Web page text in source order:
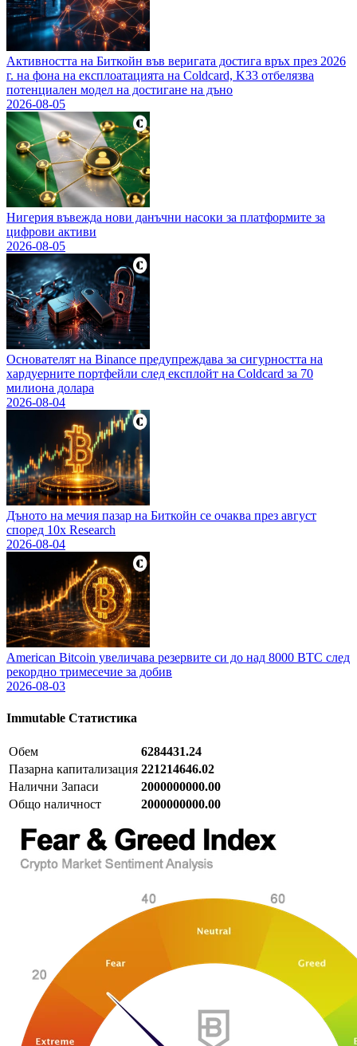
Активността на Биткойн във веригата достига връх през 2026
г. на фона на експлоатацията на Coldcard, K33 отбелязва
потенциален модел на достигане на дъно
2026-08-05
Нигерия въвежда нови данъчни насоки за платформите за
цифрови активи
2026-08-05
Основателят на Binance предупреждава за сигурността на
хардуерните портфейли след експлойт на Coldcard за 70
милиона долара
2026-08-04
Дъното на мечия пазар на Биткойн се очаква през август
според 10x Research
2026-08-04
American Bitcoin увеличава резервите си до над 8000 BTC след
рекордно тримесечие за добив
2026-08-03
Immutable Статистика
Обем
6284431.24
Пазарна капитализация 221214646.02
Налични Запаси
2000000000.00
Общо наличност
2000000000.00